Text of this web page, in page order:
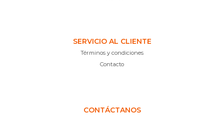
SERVICIO AL CLIENTE
Términos y condiciones
Contacto
CONTÁCTANOS